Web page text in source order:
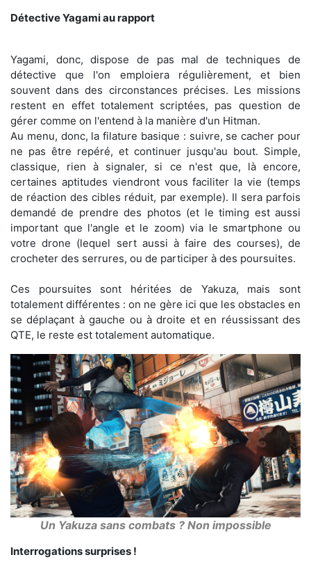
Détective Yagami au rapport
Yagami, donc, dispose de pas mal de techniques de
détective que l'on emploiera régulièrement, et bien
souvent dans des circonstances précises. Les missions
restent en effet totalement scriptées, pas question de
gérer comme on l'entend à la manière d'un Hitman.
Au menu, donc, la filature basique : suivre, se cacher pour
ne pas être repéré, et continuer jusqu'au bout. Simple,
classique, rien à signaler, si ce n'est que, là encore,
certaines aptitudes viendront vous faciliter la vie (temps
de réaction des cibles réduit, par exemple). Il sera parfois
demandé de prendre des photos (et le timing est aussi
important que l'angle et le zoom) via le smartphone ou
votre drone (lequel sert aussi à faire des courses), de
crocheter des serrures, ou de participer à des poursuites.
Ces poursuites sont héritées de Yakuza, mais sont
totalement différentes : on ne gère ici que les obstacles en
se déplaçant à gauche ou à droite et en réussissant des
QTE, le reste est totalement automatique.
Un Yakuza sans combats ? Non impossible
Interrogations surprises !